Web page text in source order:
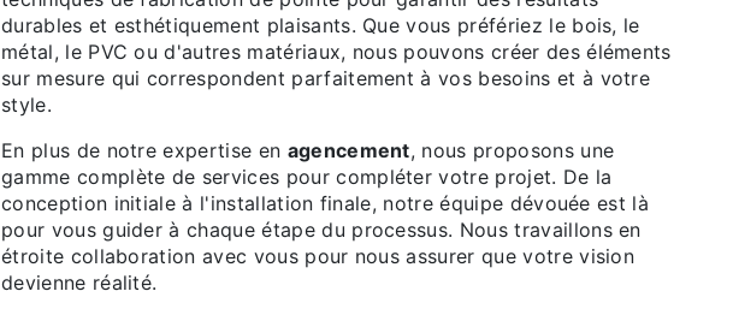
durables et esthétiquement plaisants. Que vous préfériez le bois, le
métal, le PVC ou d'autres matériaux, nous pouvons créer des éléments
sur mesure qui correspondent parfaitement à vos besoins et à votre
style.
En plus de notre expertise en agencement, nous proposons une
gamme complète de services pour compléter votre projet. De la
conception initiale à l'installation finale, notre équipe dévouée est là
pour vous guider à chaque étape du processus. Nous travaillons en
étroite collaboration avec vous pour nous assurer que votre vision
devienne réalité.